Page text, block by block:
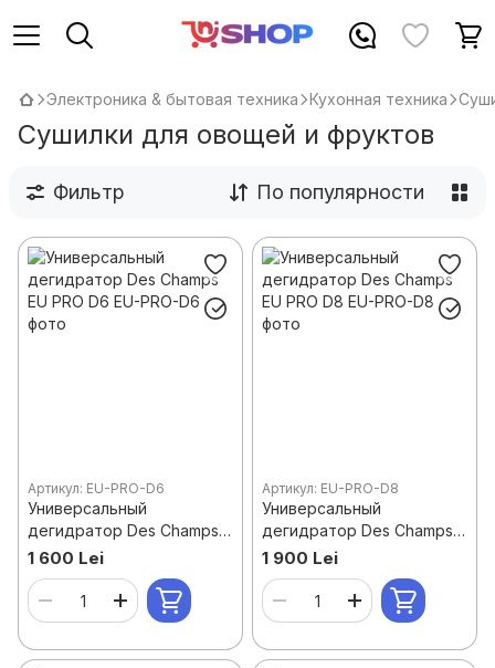
Электроника & бытовая техника Кухонная техника
Сушилки для овощей и фруктов
Фильтр По популярности
Артикул: EU-PRO-D6
Универсальный
дегидратор Des Champs
EU PRO D6
1 600 Lei
Артикул: EU-PRO-D8
Универсальный
дегидратор Des Champs
EU PRO D8
1 900 Lei